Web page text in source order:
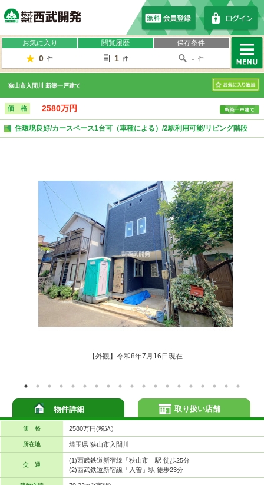
お気に入り
0 件
閲覧履歴
1 件
保存条件
- 件
MENU
狭山市入間川 新築一戸建て
お気に入り
価 格 2580万円
住環境良好/カースペース1台可（車種による）/2駅利用可能/リビング階段
【外観】令和8年7月16日現在
物件詳細
価 格 2580万円(税込)
所在地 埼玉県 狭山市入間川
交 通
(1)西武鉄道新宿線「狭山市」駅 徒歩25分
(2)西武鉄道新宿線「入曽」駅 徒歩23分
取り扱い店舗